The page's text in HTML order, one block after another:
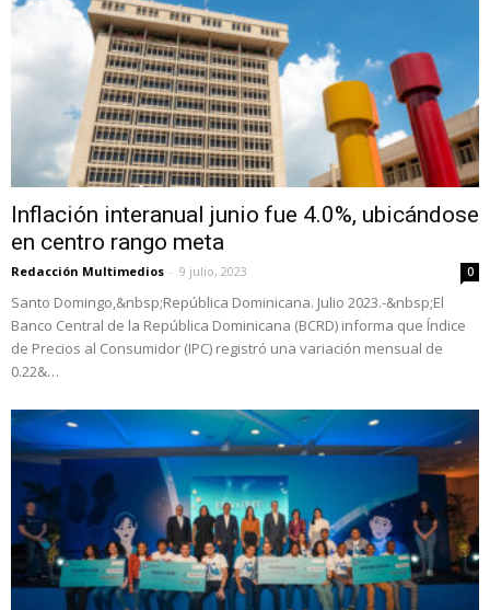
Inflación interanual junio fue 4.0%, ubicándose
en centro rango meta
Redacción Multimedios - 9 julio, 2023 0
Santo Domingo,&nbsp;República Dominicana. Julio 2023.-&nbsp;El
Banco Central de la República Dominicana (BCRD) informa que Índice
de Precios al Consumidor (IPC) registró una variación mensual de
0.22&…